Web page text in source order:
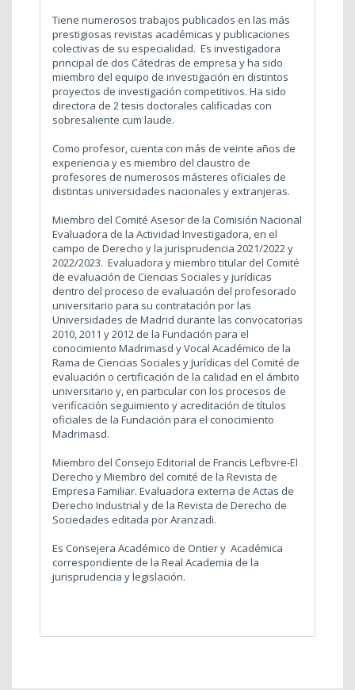
Tiene numerosos trabajos publicados en las más
prestigiosas revistas académicas y publicaciones
colectivas de su especialidad. Es investigadora
principal de dos Cátedras de empresa y ha sido
miembro del equipo de investigación en distintos
proyectos de investigación competitivos. Ha sido
directora de 2 tesis doctorales calificadas con
sobresaliente cum laude.
Como profesor, cuenta con más de veinte años de
experiencia y es miembro del claustro de
profesores de numerosos másteres oficiales de
distintas universidades nacionales y extranjeras.
Miembro del Comité Asesor de la Comisión Nacional
Evaluadora de la Actividad Investigadora, en el
campo de Derecho y la jurisprudencia 2021/2022 y
2022/2023. Evaluadora y miembro titular del Comité
de evaluación de Ciencias Sociales y jurídicas
dentro del proceso de evaluación del profesorado
universitario para su contratación por las
Universidades de Madrid durante las convocatorias
2010, 2011 y 2012 de la Fundación para el
conocimiento Madrimasd y Vocal Académico de la
Rama de Ciencias Sociales y Jurídicas del Comité de
evaluación o certificación de la calidad en el ámbito
universitario y, en particular con los procesos de
verificación seguimiento y acreditación de títulos
oficiales de la Fundación para el conocimiento
Madrimasd.
Miembro del Consejo Editorial de Francis Lefbvre-El
Derecho y Miembro del comité de la Revista de
Empresa Familiar. Evaluadora externa de Actas de
Derecho Industrial y de la Revista de Derecho de
Sociedades editada por Aranzadi.
Es Consejera Académico de Ontier y Académica
correspondiente de la Real Academia de la
jurisprudencia y legislación.